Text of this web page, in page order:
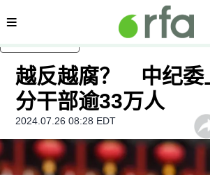
内容分类
越反越腐？ 中纪委
分干部逾33万人
2024.07.26 08:28 EDT